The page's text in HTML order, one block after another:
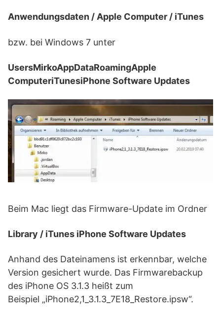
Anwendungsdaten / Apple Computer / iTunes
bzw. bei Windows 7 unter
UsersMirkoAppDataRoamingApple
ComputeriTunesiPhone Software Updates
Beim Mac liegt das Firmware-Update im Ordner
Library / iTunes iPhone Software Updates
Anhand des Dateinamens ist erkennbar, welche
Version gesichert wurde. Das Firmwarebackup
des iPhone OS 3.1.3 heißt zum
Beispiel „iPhone2,1_3.1.3_7E18_Restore.ipsw“.